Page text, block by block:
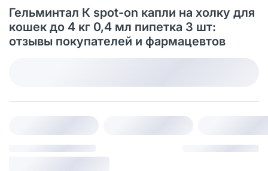
Гельминтал К spot-on капли на холку для
кошек до 4 кг 0,4 мл пипетка 3 шт:
отзывы покупателей и фармацевтов